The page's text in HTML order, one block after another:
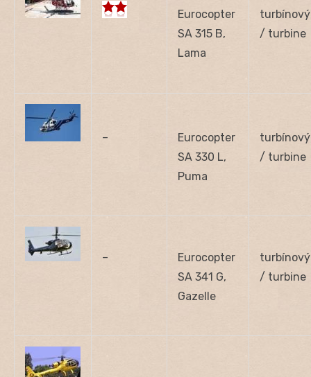
Eurocopter
SA 315 B,
Lama
turbínový
/ turbine
–
Eurocopter
SA 330 L,
Puma
turbínový
/ turbine
–
Eurocopter
SA 341 G,
Gazelle
turbínový
/ turbine